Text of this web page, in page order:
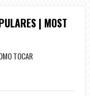
| MOST
TOCAR